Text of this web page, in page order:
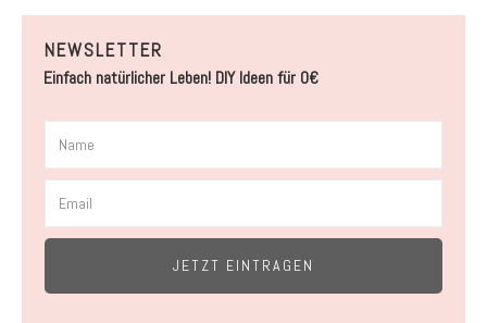
NEWSLETTER
Einfach natürlicher Leben! DIY Ideen für 0€
JETZT EINTRAGEN